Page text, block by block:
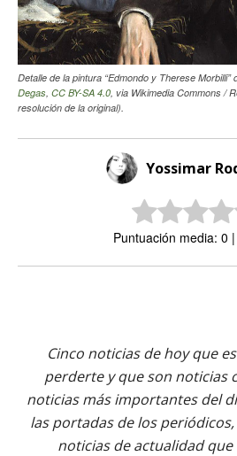
Detalle de la pintura “Edmondo y Therese
Degas, CC BY-SA 4.0, via Wikimedia Commons /
resolución de la original).
Yossimar
Puntuación media: 0
Cinco noticias de hoy que
perderte y que son noticias
noticias más importantes del
las portadas de los
noticias de actualidad